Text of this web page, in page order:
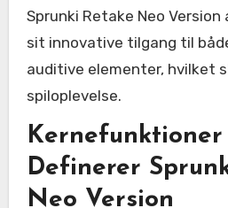
Sprunki Retake Neo
sit innovative tilgang til
auditive elementer, hvilket
spiloplevelse.
Kernefunktioner
Definerer
Neo Version